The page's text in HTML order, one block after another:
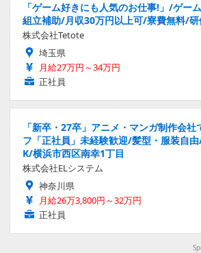
「ゲーム好きにも人気のお仕事!」/ゲー
組立補助/月収30万円以上可/寮費無料/
株式会社Tetote
埼玉県
月給27万円～34万円
正社員
「新卒・27卒」アニメ・マンガ制作会
フ「正社員」未経験歓迎/髪型・服装自
K/横浜市西区南幸1丁目
株式会社ELシステム
神奈川県
月給26万3,800円～32万円
正社員